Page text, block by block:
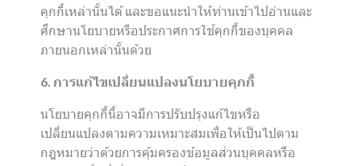
คุกกี้เหล่านั้นได้ และขอแนะนำให้ท่านเข้าไปอ่านและ
ศึกษานโยบายหรือประกาศการใช้คุกกี้ของบุคคล
ภายนอกเหล่านั้นด้วย
6. การแก้ไขเปลี่ยนแปลงนโยบายคุกกี้
นโยบายคุกกี้นี้อาจมีการปรับปรุงแก้ไขหรือ
เปลี่ยนแปลงตามความเหมาะสมเพื่อให้เป็นไปตาม
กฎหมายว่าด้วยการคุ้มครองข้อมูลส่วนบุคคลหรือ